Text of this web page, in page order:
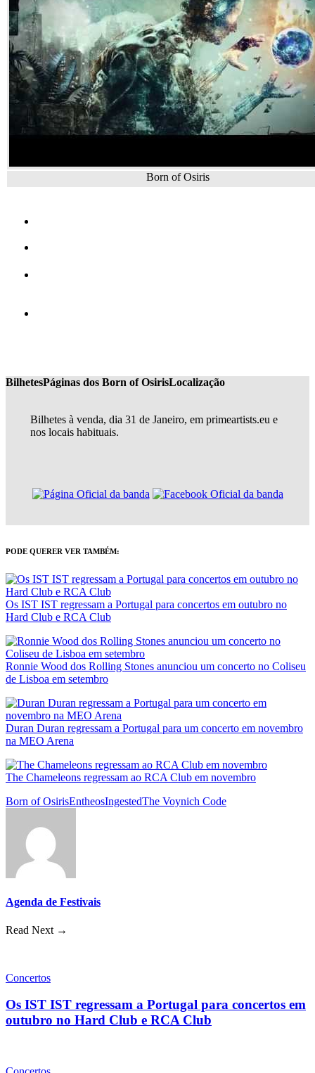
Born of Osiris
BilhetesPáginas dos Born of OsirisLocalização
Bilhetes à venda, dia 31 de Janeiro, em primeartists.eu e
nos locais habituais.
PODE QUERER VER TAMBÉM:
Os IST IST regressam a Portugal para concertos em outubro no
Hard Club e RCA Club
Ronnie Wood dos Rolling Stones anunciou um concerto no Coliseu
de Lisboa em setembro
Duran Duran regressam a Portugal para um concerto em novembro
na MEO Arena
The Chameleons regressam ao RCA Club em novembro
Born of OsirisEntheosIngestedThe Voynich Code
Agenda de Festivais
Read Next →
Concertos
Os IST IST regressam a Portugal para concertos em
outubro no Hard Club e RCA Club